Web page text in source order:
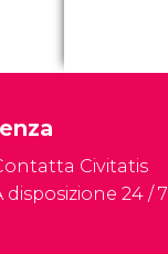
Civitatis
disposizione 24 / 7